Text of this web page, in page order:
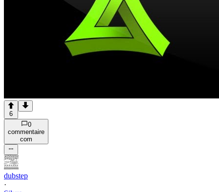
6
0
commentaire
com
dubstep
·